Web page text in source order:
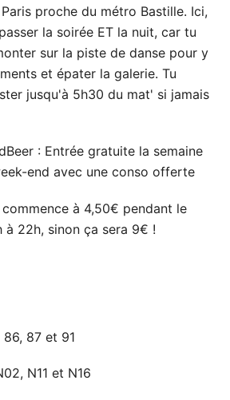
proche du métro Bastille. Ici,
la soirée ET la nuit, car tu
sur la piste de danse pour y
et épater la galerie. Tu
jusqu'à 5h30 du mat' si jamais
: Entrée gratuite la semaine
end avec une conso offerte
à 4,50€ pendant le
à 22h, sinon ça sera 9€ !
87 et 91
N11 et N16